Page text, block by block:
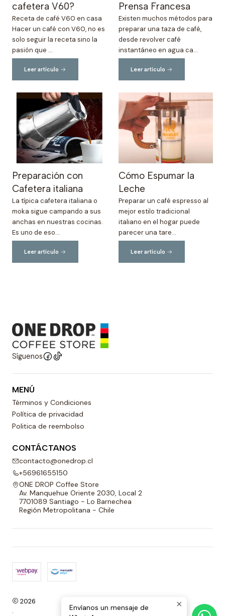
cafetera V60?
Receta de café V60 en casa
Hacer un café con V60, no es
solo seguir la receta sino la
pasión que ...
Leer artículo
Prensa Francesa
Existen muchos métodos para
preparar una taza de café,
desde revolver café
instantáneo en agua ca...
Leer artículo
Preparación con
Cafetera italiana
La típica cafetera italiana o
moka sigue campando a sus
anchas en nuestras cocinas.
Es uno de eso...
Leer artículo
Cómo Espumar la
Leche
Preparar un café espresso al
mejor estilo tradicional
italiano en el hogar puede
parecer una tare...
Leer artículo
Síguenos
MENÚ
Términos y Condiciones
Política de privacidad
Politica de reembolso
CONTÁCTANOS
contacto@onedrop.cl
+56961655150
ONE DROP Coffee Store
Av. Manquehue Oriente 2030, Local 2
7701089 Santiago - Lo Barnechea
Región Metropolitana - Chile
2026
.
Envíanos un mensaje de